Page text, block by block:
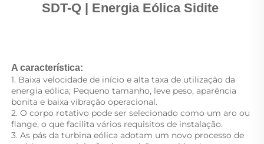
SDT-Q | Energia Eólica Sidite
A característica:
1. Baixa velocidade de início e alta taxa de utilização da
energia eólica; Pequeno tamanho, leve peso, aparência
bonita e baixa vibração operacional.
2. O corpo rotativo pode ser selecionado como um aro ou
flange, o que facilita vários requisitos de instalação.
3. As pás da turbina eólica adotam um novo processo de